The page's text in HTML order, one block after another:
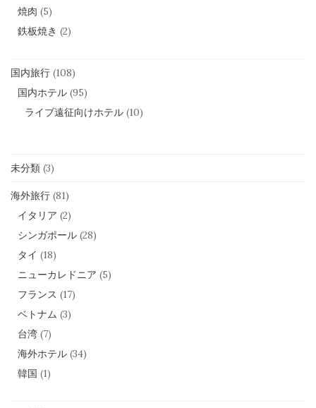
焼肉 (5)
鉄板焼き (2)
国内旅行 (108)
国内ホテル (95)
ライブ遠征向けホテル (10)
未分類 (3)
海外旅行 (81)
イタリア (2)
シンガポール (28)
タイ (18)
ニューカレドニア (5)
フランス (17)
ベトナム (3)
台湾 (7)
海外ホテル (34)
韓国 (1)